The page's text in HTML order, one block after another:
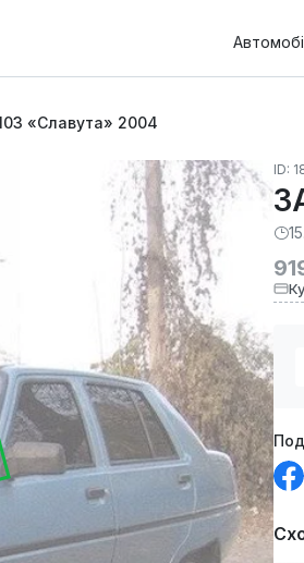
«Славута» 2004
ID: